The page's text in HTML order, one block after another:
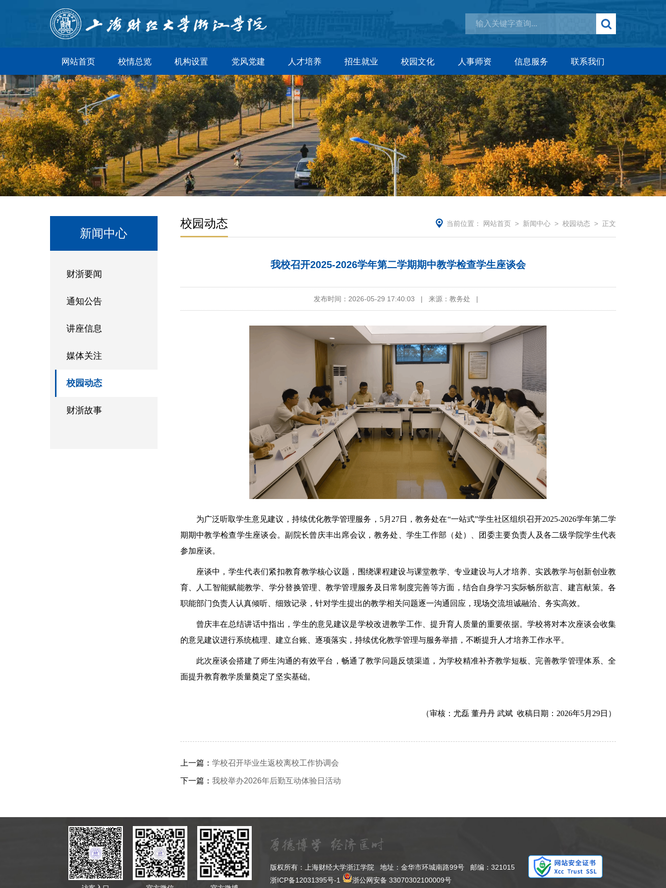
网站首页 校情总览 机构设置 党风党建 人才培养 招生就业 校园文化 人事师资 信息服务 联系我们
新闻中心
财浙要闻
通知公告
讲座信息
媒体关注
校园动态
财浙故事
当前位置： 网站首页 > 新闻中心 >校园动态 > 正文
校园动态
我校召开2025-2026学年第二学期期中教学检查学生座谈会
发布时间：2026-05-29 17:40:03 | 来源：教务处 |
为广泛听取学生意见建议，持续优化教学管理服务， 5月 27日，教务处在“一站式”学生社区组织召开2025-2026学年第二学
期期中教学检查学生座谈会。副院长曾庆丰出席会议，教务处、学生工作部（处）、团委主要负责人及各二级学院学生代表
参加座谈。
座谈中，学生代表们紧扣教育教学核心议题，围绕课程建设与课堂教学、专业建设与人才培养、实践教学与创新创业教
育、人工智能赋能教学、学分替换管理、教学管理服务及日常制度完善等方面，结合自身学习实际畅所欲言、建言献策。各
职能部门负责人认真倾听、细致记录，针对学生提出的教学相关问题逐一沟通回应，现场交流坦诚融洽、务实高效。
曾庆丰在总结讲话中指出，学生的意见建议是学校改进教学工作、提升育人质量的重要依据。学校将对本次座谈会收集
的意见建议进行系统梳理、建立台账、逐项落实，持续优化教学管理与服务举措，不断提升人才培养工作水平。
此次座谈会搭建了师生沟通的有效平台，畅通了教学问题反馈渠道，为学校精准补齐教学短板、完善教学管理体系、全
面提升教育教学质量奠定了坚实基础。
（审核：尤磊 董丹丹 武斌 收稿日期：2026年5月29日）
上一篇： 学校召开毕业生返校离校工作协调会
下一篇： 我校举办2026年后勤互动体验日活动
版权所有：上海财经大学浙江学院 地址：金华市环城南路99号 邮编：321015
浙ICP备12031395号-1
浙公网安备 33070302100009号